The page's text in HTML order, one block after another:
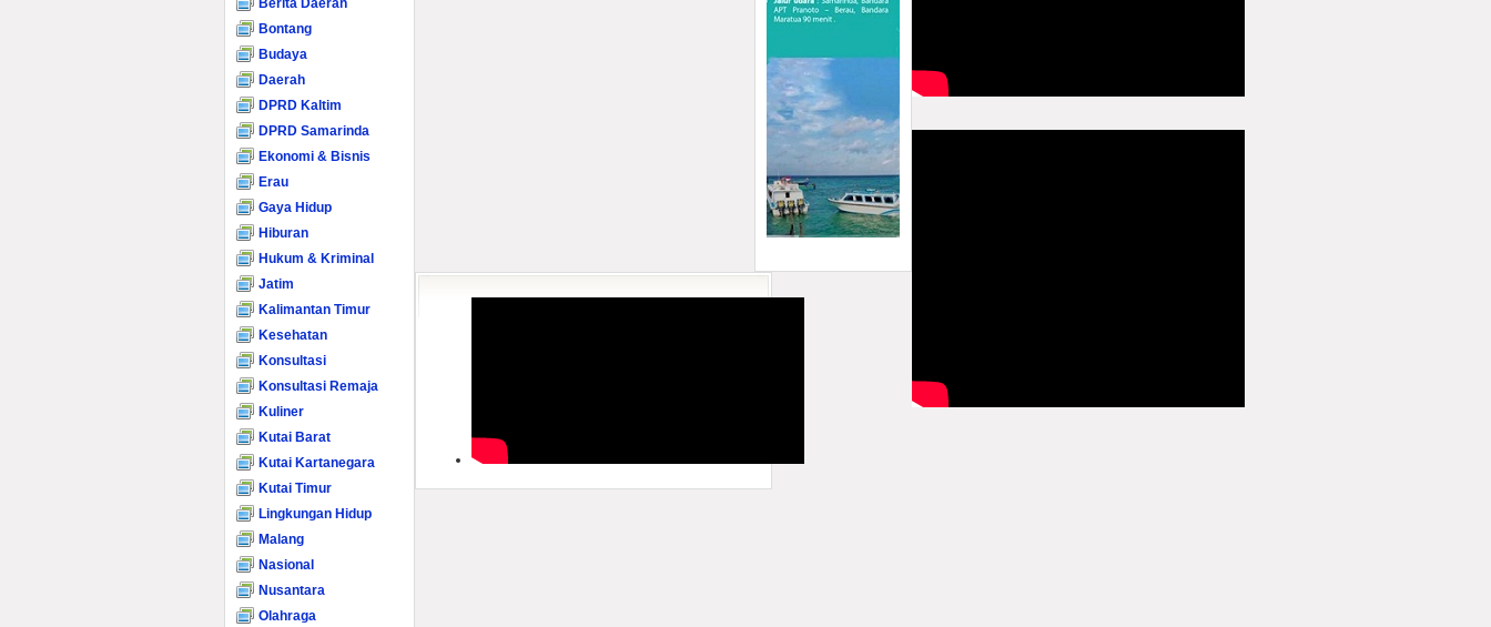
Berita Daerah
Bontang
Budaya
Daerah
DPRD Kaltim
DPRD Samarinda
Ekonomi & Bisnis
Erau
Gaya Hidup
Hiburan
Hukum & Kriminal
Jatim
Kalimantan Timur
Kesehatan
Konsultasi
Konsultasi Remaja
Kuliner
Kutai Barat
Kutai Kartanegara
Kutai Timur
Lingkungan Hidup
Malang
Nasional
Nusantara
Olahraga